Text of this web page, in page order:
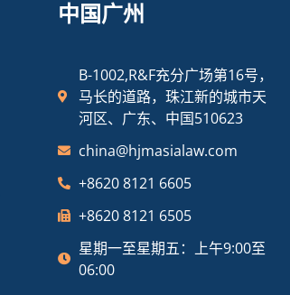
中国广州
B-1002,R&F充分广场第16号，
马长的道路，珠江新的城市天
河区、广东、中国510623
china@hjmasialaw.com
+8620 8121 6605
+8620 8121 6505
星期一至星期五：上午9:00至
06:00